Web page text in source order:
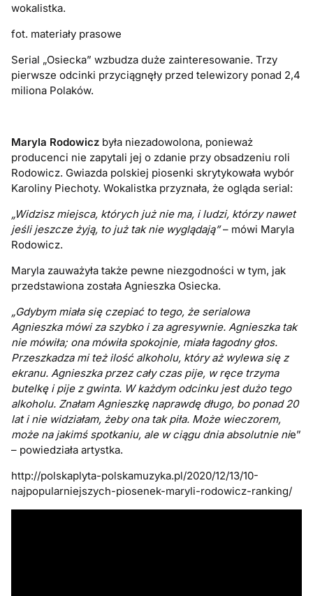
wokalistka.
fot. materiały prasowe
Serial „Osiecka” wzbudza duże zainteresowanie. Trzy
pierwsze odcinki przyciągnęły przed telewizory ponad 2,4
miliona Polaków.
Maryla Rodowicz była niezadowolona, ponieważ
producenci nie zapytali jej o zdanie przy obsadzeniu roli
Rodowicz. Gwiazda polskiej piosenki skrytykowała wybór
Karoliny Piechoty. Wokalistka przyznała, że ogląda serial:
„Widzisz miejsca, których już nie ma, i ludzi, którzy nawet
jeśli jeszcze żyją, to już tak nie wyglądają”– mówi Maryla
Rodowicz.
Maryla zauważyła także pewne niezgodności w tym, jak
przedstawiona została Agnieszka Osiecka.
„Gdybym miała się czepiać to tego, że serialowa
Agnieszka mówi za szybko i za agresywnie. Agnieszka tak
nie mówiła; ona mówiła spokojnie, miała łagodny głos.
Przeszkadza mi też ilość alkoholu, który aż wylewa się z
ekranu. Agnieszka przez cały czas pije, w ręce trzyma
butelkę i pije z gwinta. W każdym odcinku jest dużo tego
alkoholu. Znałam Agnieszkę naprawdę długo, bo ponad 20
lat i nie widziałam, żeby ona tak piła. Może wieczorem,
może na jakimś spotkaniu, ale w ciągu dnia absolutnie nie”
– powiedziała artystka.
http://polskaplyta-polskamuzyka.pl/2020/12/13/10-
najpopularniejszych-piosenek-maryli-rodowicz-ranking/